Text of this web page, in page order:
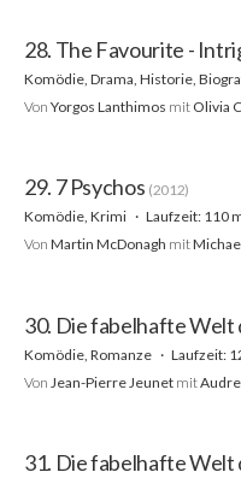
28. The Favourite -
Komödie, Drama, Historie,
Von Yorgos Lanthimos mit Olivia
29. 7 Psychos (2012)
Komödie, Krimi
Laufzeit: 110
Von Martin McDonagh mit
30. Die fabelhafte Welt
Komödie, Romanze
Laufzeit:
Von Jean-Pierre Jeunet mit
31. Die fabelhafte Welt